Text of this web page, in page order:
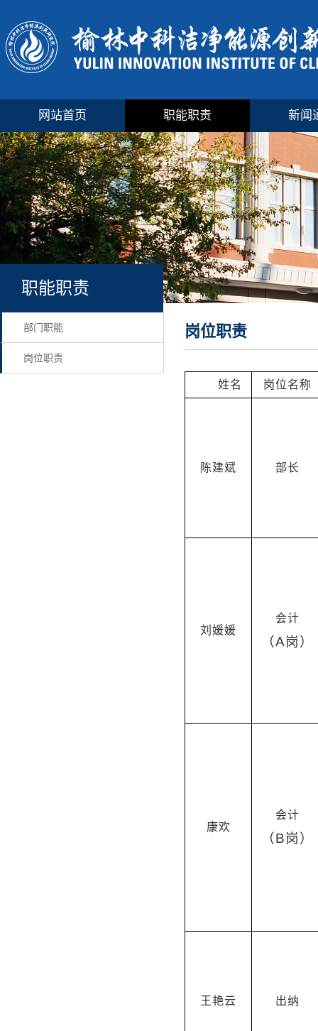
网站首页 职能职责 新闻
职能职责
部门职能
岗位职责
岗位职责
姓名 岗位名称
陈建斌 部长
刘媛媛
会计
（A岗）
康欢
会计
（B岗）
王艳云 出纳